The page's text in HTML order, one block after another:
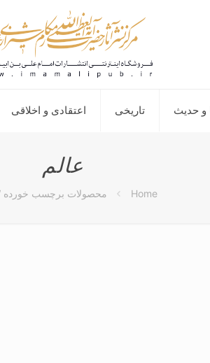
و حدیث تاریخی اعتقادی و اخلاقی
عالم
Home محصولات برچسب خورده